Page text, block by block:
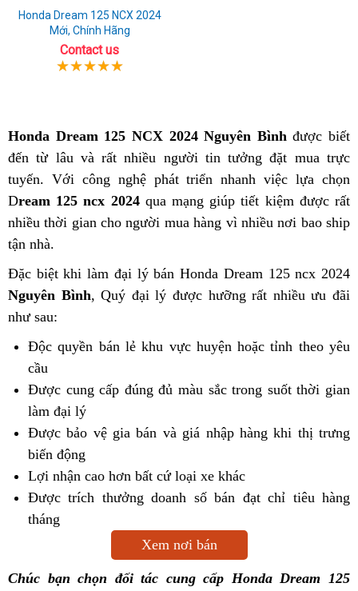
Honda Dream 125 NCX 2024
Mới, Chính Hãng
Contact us
Honda Dream 125 NCX 2024 Nguyên Bìnhđược biết
đến từ lâu và rất nhiều người tin tưởng đặt mua trực
tuyến. Với công nghệ phát triển nhanh việc lựa chọn
Dream 125 ncx 2024qua mạng giúp tiết kiệm được rất
nhiều thời gian cho người mua hàng vì nhiều nơi bao ship
tận nhà.
Đặc biệt khi làm đại lý bán Honda Dream 125 ncx 2024
Nguyên Bình, Quý đại lý được hưỡng rất nhiều ưu đãi
như sau:
Độc quyền bán lẻ khu vực huyện hoặc tỉnh theo yêu
cầu
Được cung cấp đúng đủ màu sắc trong suốt thời gian
làm đại lý
Được bảo vệ gia bán và giá nhập hàng khi thị trưng
biến động
Lợi nhận cao hơn bất cứ loại xe khác
Được trích thưởng doanh số bán đạt chỉ tiêu hàng
tháng
Xem nơi bán
Chúc bạn chọn đối tác cung cấp Honda Dream 125